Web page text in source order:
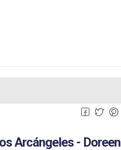
Arcángeles - Doreen